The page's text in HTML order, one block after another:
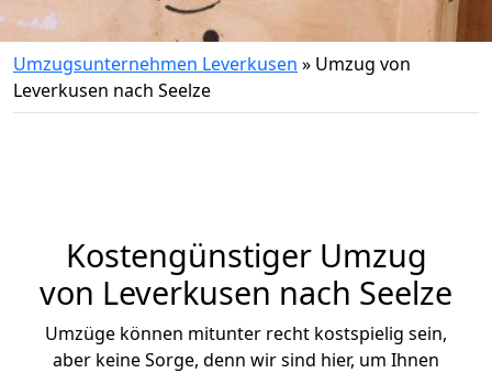
Umzugsunternehmen Leverkusen » Umzug von
Leverkusen nach Seelze
Kostengünstiger Umzug
von Leverkusen nach Seelze
Umzüge können mitunter recht kostspielig sein,
aber keine Sorge, denn wir sind hier, um Ihnen